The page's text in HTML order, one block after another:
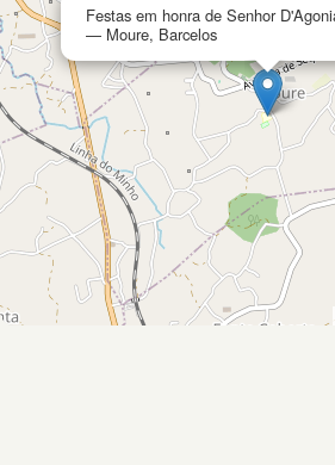
Festas em honra de Senhor
— Moure, Barcelos